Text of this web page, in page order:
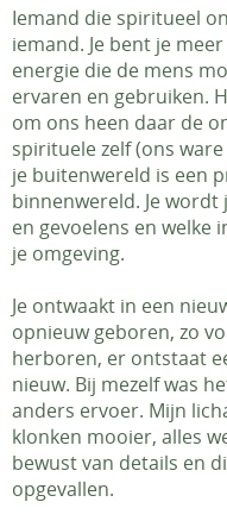
Iemand die spiritueel
iemand. Je bent je
energie die de mens
ervaren en gebruiken.
om ons heen daar de
spirituele zelf (ons
je buitenwereld is een
binnenwereld. Je wordt
en gevoelens en welke
je omgeving.
Je ontwaakt in een
opnieuw geboren, zo
herboren, er ontstaat
nieuw. Bij mezelf was
anders ervoer. Mijn
klonken mooier, alles
bewust van details en
opgevallen.